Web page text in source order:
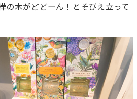
の木がどどーん！とそびえ立って